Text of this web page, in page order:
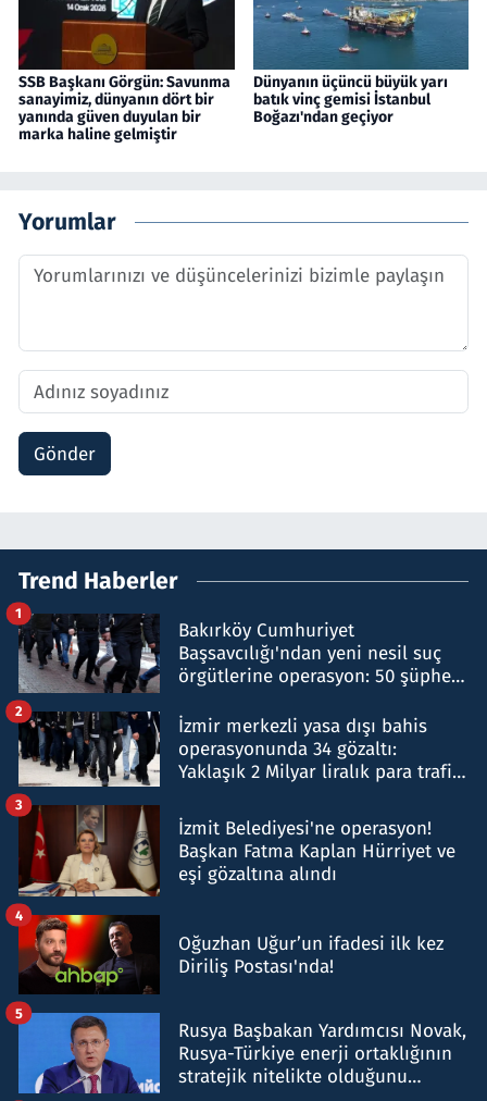
SSB Başkanı Görgün: Savunma
sanayimiz, dünyanın dört bir
yanında güven duyulan bir
marka haline gelmiştir
Dünyanın üçüncü büyük yarı
batık vinç gemisi İstanbul
Boğazı'ndan geçiyor
Yorumlar
Gönder
Trend Haberler
Bakırköy Cumhuriyet
Başsavcılığı'ndan yeni nesil suç
örgütlerine operasyon: 50 şüpheli
1
İzmir merkezli yasa dışı bahis
operasyonunda 34 gözaltı:
Yaklaşık 2 Milyar liralık para trafiği
2
İzmit Belediyesi'ne operasyon!
Başkan Fatma Kaplan Hürriyet ve
eşi gözaltına alındı
3
Oğuzhan Uğur’un ifadesi ilk kez
Diriliş Postası'nda!
4
Rusya Başbakan Yardımcısı Novak,
Rusya-Türkiye enerji ortaklığının
stratejik nitelikte olduğunu
5